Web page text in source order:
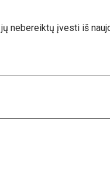
nebereiktų įvesti iš